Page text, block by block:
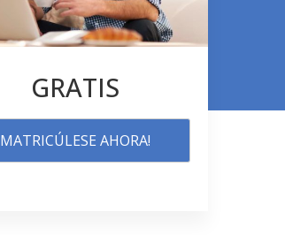
GRATIS
MATRICÚLESE AHORA!